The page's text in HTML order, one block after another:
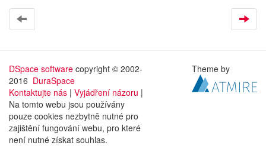
DSpace software copyright © 2002-
2016 DuraSpace
Kontaktujte nás | Vyjádření názoru |
Na tomto webu jsou používány
pouze cookies nezbytně nutné pro
zajištění fungování webu, pro které
není nutné získat souhlas.
Theme by